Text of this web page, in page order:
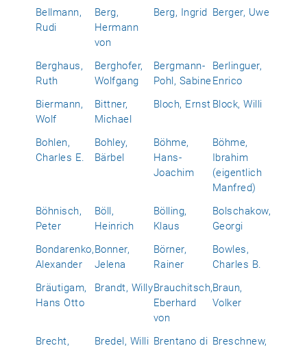
Bellmann,
Rudi
Berg,
Hermann
von
Berg, Ingrid Berger, Uwe
Berghaus,
Ruth
Berghofer,
Wolfgang
Bergmann-
Pohl, Sabine
Berlinguer,
Enrico
Biermann,
Wolf
Bittner,
Michael
Bloch, Ernst Block, Willi
Bohlen,
Charles E.
Bohley,
Bärbel
Böhme,
Hans-
Joachim
Böhme,
Ibrahim
(eigentlich
Manfred)
Böhnisch,
Peter
Böll,
Heinrich
Bölling,
Klaus
Bolschakow,
Georgi
Bondarenko,
Alexander
Bonner,
Jelena
Börner,
Rainer
Bowles,
Charles B.
Bräutigam,
Hans Otto
Brandt, WillyBrauchitsch,
Eberhard
von
Braun,
Volker
Brecht,
Bredel, Willi Brentano di Breschnew,